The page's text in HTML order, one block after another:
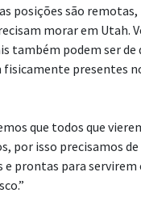
posições são
morar em Utah.
também podem ser de
fisicamente presentes
que todos que
por isso precisamos de
prontas para servirem